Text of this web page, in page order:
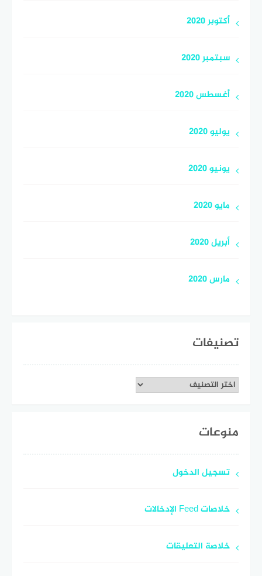
أكتوبر 2020
سبتمبر 2020
أغسطس 2020
يوليو 2020
يونيو 2020
مايو 2020
أبريل 2020
مارس 2020
تصنيفات
تصنيفات
منوعات
تسجيل الدخول
خلاصات Feed الإدخالات
خلاصة التعليقات